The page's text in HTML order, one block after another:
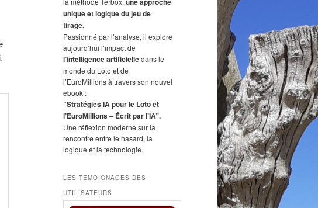
c
h
e
unique et logique du jeu de
tirage.
Passionné par l’analyse, il explore
aujourd’hui l’impact de
l’intelligence artificielledans le
monde du Loto et de
l’EuroMillions à travers son nouvel
ebook :
“Stratégies IA pour le Loto et
l’EuroMillions – Écrit par l’IA”.
Une réflexion moderne sur la
rencontre entre le hasard, la
logique et la technologie.
LES TEMOIGNAGES DES
UTILISATEURS